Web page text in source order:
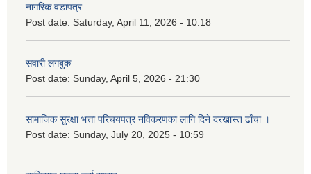
नागरिक वडापत्र
Post date: Saturday, April 11, 2026 - 10:18
सवारी लगबुक
Post date: Sunday, April 5, 2026 - 21:30
सामाजिक सुरक्षा भत्ता परिचयपत्र नविकरणका लागि दिने दरखास्त ढाँचा ।
Post date: Sunday, July 20, 2025 - 10:59